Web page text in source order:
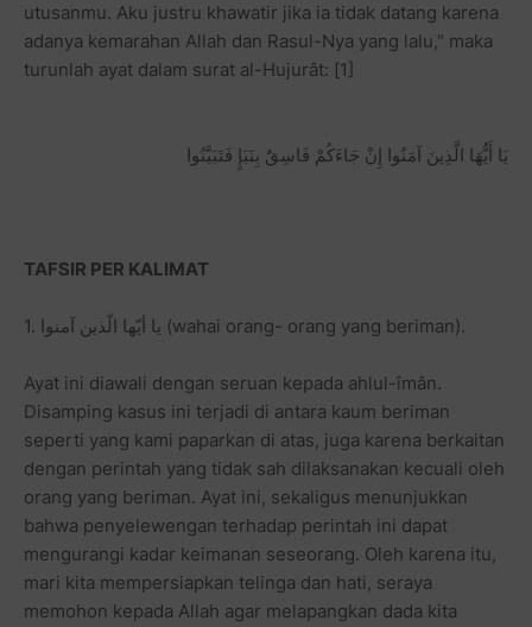
utusanmu. Aku justru khawatir jika ia tidak datang karena
adanya kemarahan Allah dan Rasul-Nya yang lalu," maka
turunlah ayat dalam surat al-Hujurât: [1]
يَا أَيُّهَا الَّذِينَ آمَنُوا إِنْ جَاءَكُمْ فَاسِقٌ بِنَبَإٍ فَتَبَيَّنُوا
TAFSIR PER KALIMAT
1. يا أيّها الّذين آمنوا (wahai orang- orang yang beriman).
Ayat ini diawali dengan seruan kepada ahlul-îmân.
Disamping kasus ini terjadi di antara kaum beriman
seperti yang kami paparkan di atas, juga karena berkaitan
dengan perintah yang tidak sah dilaksanakan kecuali oleh
orang yang beriman. Ayat ini, sekaligus menunjukkan
bahwa penyelewengan terhadap perintah ini dapat
mengurangi kadar keimanan seseorang. Oleh karena itu,
mari kita mempersiapkan telinga dan hati, seraya
memohon kepada Allah agar melapangkan dada kita